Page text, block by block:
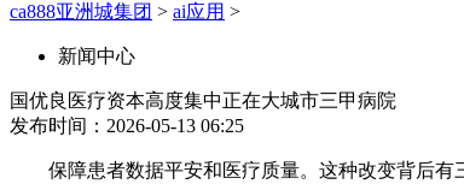
ca888亚洲城集团 > ai应用 >
新闻中心
国优良医疗资本高度集中正在大城市三甲病院
发布时间：2026-05-13 06:25
保障患者数据平安和医疗质量。这种改变背后有